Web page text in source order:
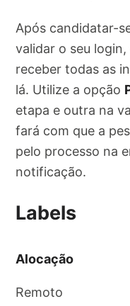
Após candidatar-
validar o seu
receber todas as
lá. Utilize a opção
etapa e outra na
fará com que a
pelo processo na
notificação.
Labels
Alocação
Remoto